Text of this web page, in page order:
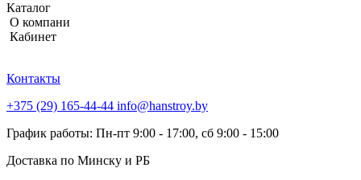
Каталог
О компани
Кабинет
Контакты
+375 (29) 165-44-44 info@hanstroy.by
График работы: Пн-пт 9:00 - 17:00, сб 9:00 - 15:00
Доставка по Минску и РБ